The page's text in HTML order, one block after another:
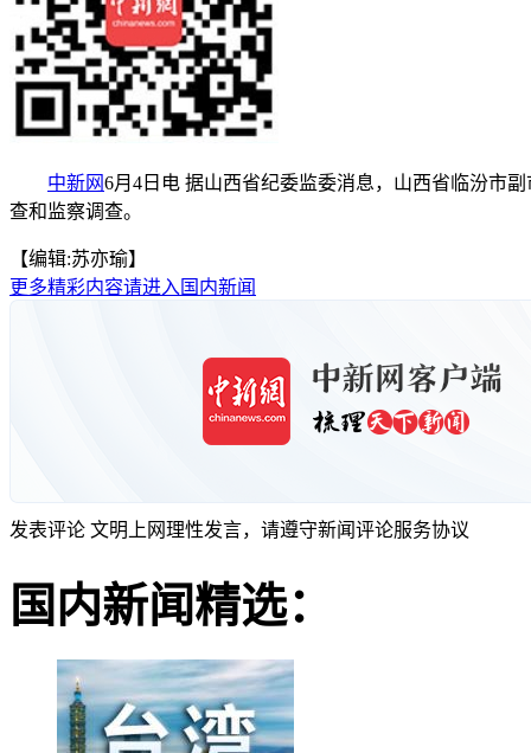
中新网6月4日电 据山西省纪委监委消息，山西省临汾市
查和监察调查。
【编辑:苏亦瑜】
更多精彩内容请进入国内新闻
发表评论 文明上网理性发言，请遵守新闻评论服务协议
国内新闻精选：